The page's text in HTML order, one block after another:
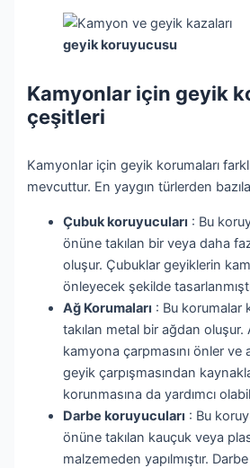
geyik koruyucusu
Kamyonlar için geyik
çeşitleri
Kamyonlar için geyik korumaları
mevcuttur. En yaygın türlerden
Çubuk koruyucuları : Bu
önüne takılan bir veya daha
oluşur. Çubuklar geyiklerin
önleyecek şekilde
Ağ Korumaları : Bu korumalar
takılan metal bir ağdan oluşur.
kamyona çarpmasını önler ve
geyik çarpışmasından
korunmasına da yardımcı
Darbe koruyucuları : Bu
önüne takılan kauçuk veya
malzemeden yapılmıştır.